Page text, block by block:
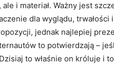
i materiał. Ważny jest
dla wyglądu, trwałości
jednak najlepiej
to potwierdzają –
to właśnie on króluje i